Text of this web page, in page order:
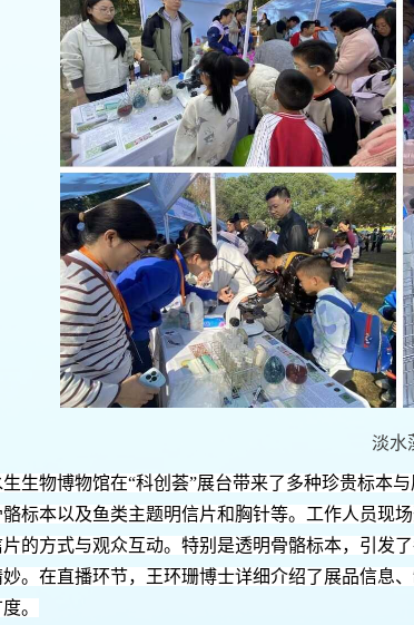
淡水
生物博物馆在“科创荟”展台带来了多种珍贵标本
标本以及鱼类主题明信片和胸针等。工作人员现
的方式与观众互动。特别是透明骨骼标本，引发
。在直播环节，王环珊博士详细介绍了展品信息
。